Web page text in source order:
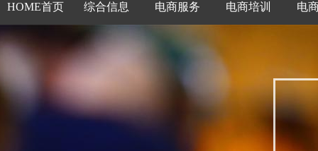
HOME首页 综合信息 电商服务 电商培训 电